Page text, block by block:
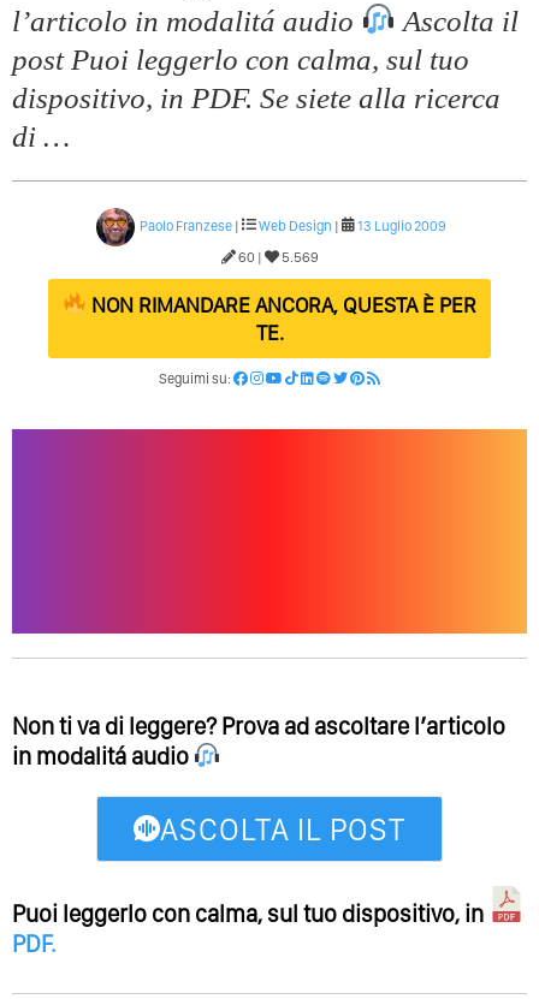
l’articolo in modalitá audio
Ascolta il
post Puoi leggerlo con calma, sul tuo
dispositivo, in PDF. Se siete alla ricerca
di …
Paolo Franzese| Web Design |
13 Luglio 2009
60 |
5.569
NON RIMANDARE ANCORA, QUESTA È PER
TE.
Seguimi su:
Non ti va di leggere? Prova ad ascoltare l’articolo
in modalitá audio
ASCOLTA IL POST
Puoi leggerlo con calma, sul tuo dispositivo, in
PDF.